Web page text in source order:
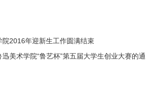
院2016年迎新生工作圆满结束
迅美术学院“鲁艺杯”第五届大学生创业大赛的通